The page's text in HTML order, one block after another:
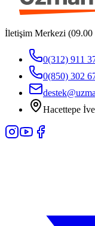
İletişim Merkezi (09.00
0(312) 911
0(850) 302
Hacettepe